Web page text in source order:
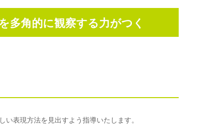
多角的に観察する力がつく
表現方法を見出すよう指導いたします。